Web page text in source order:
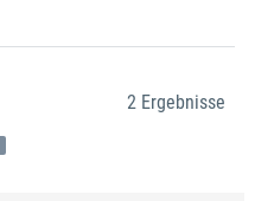
2 Ergebnisse